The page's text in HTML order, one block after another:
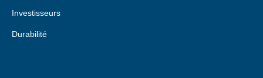
Investisseurs
Durabilité